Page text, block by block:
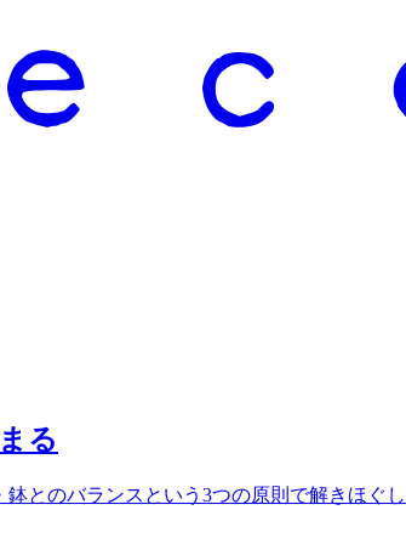
る
とのバランスという3つの原則で解きほぐ